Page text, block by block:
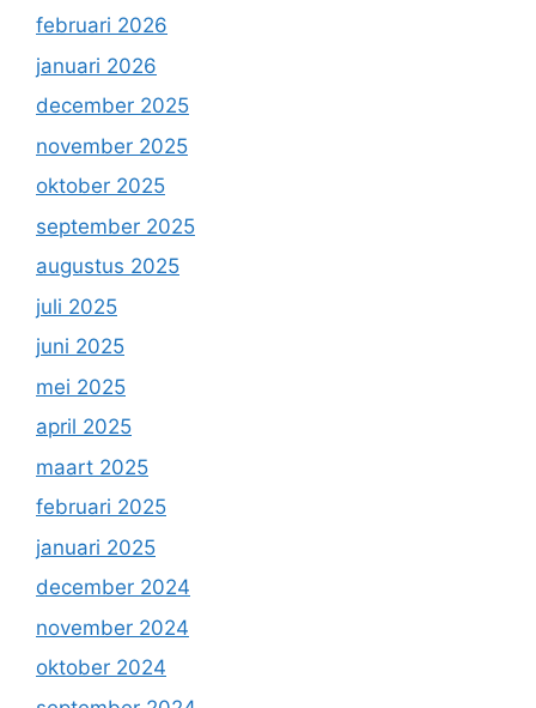
februari 2026
januari 2026
december 2025
november 2025
oktober 2025
september 2025
augustus 2025
juli 2025
juni 2025
mei 2025
april 2025
maart 2025
februari 2025
januari 2025
december 2024
november 2024
oktober 2024